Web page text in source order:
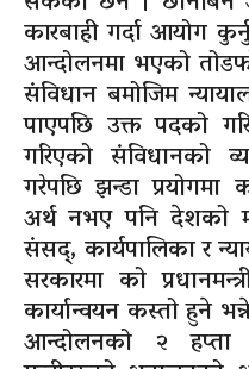
कारबाही गर्दा आयोग
आन्दोलनमा भएको
संविधान बमोजिम
पाएपछि उक्त पदको
गरिएको संविधानको
गरेपछि झन्डा
अर्थ नभए पनि देशको
संसद्, कार्यपालिका र
सरकारमा को
कार्यान्वयन कस्तो हुने
आन्दोलनको २ हप्ता